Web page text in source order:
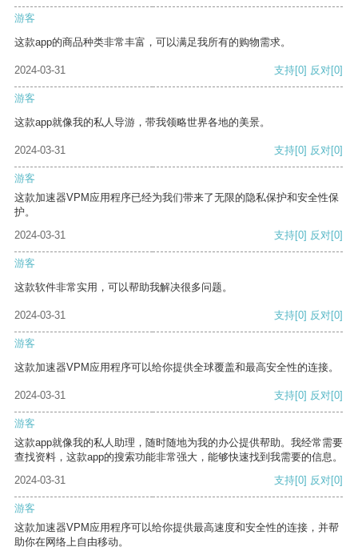
游客
这款app的商品种类非常丰富，可以满足我所有的购物需求。
2024-03-31 支持[0] 反对[0]
游客
这款app就像我的私人导游，带我领略世界各地的美景。
2024-03-31 支持[0] 反对[0]
游客
这款加速器VPM应用程序已经为我们带来了无限的隐私保护和安全性保
护。
2024-03-31
支持[0] 反对[0]
游客
这款软件非常实用，可以帮助我解决很多问题。
2024-03-31 支持[0] 反对[0]
游客
这款加速器VPM应用程序可以给你提供全球覆盖和最高安全性的连接。
2024-03-31 支持[0] 反对[0]
游客
这款app就像我的私人助理，随时随地为我的办公提供帮助。我经常需要
查找资料，这款app的搜索功能非常强大，能够快速找到我需要的信息。
2024-03-31
支持[0] 反对[0]
游客
这款加速器VPM应用程序可以给你提供最高速度和安全性的连接，并帮
助你在网络上自由移动。